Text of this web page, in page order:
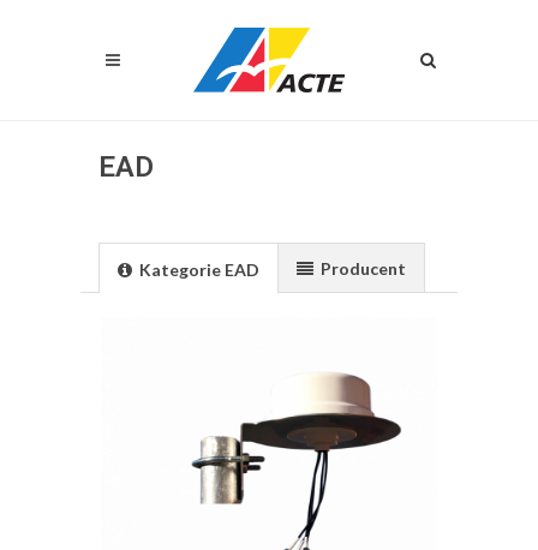
EAD
Kategorie EAD Producent